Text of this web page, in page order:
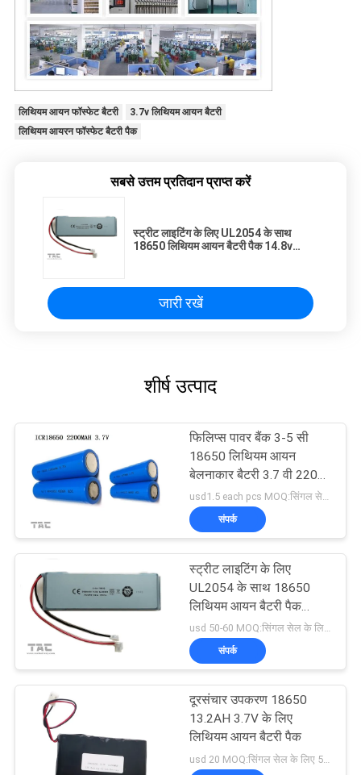
लिथियम आयन फॉस्फेट बैटरी
3.7v लिथियम आयन बैटरी
लिथियम आयरन फॉस्फेट बैटरी पैक
सबसे उत्तम प्रतिदान प्राप्त करें
स्ट्रीट लाइटिंग के लिए UL2054 के साथ
18650 लिथियम आयन बैटरी पैक 14.8v
जारी रखें
शीर्ष उत्पाद
फिलिप्स पावर बैंक 3-5 सी
18650 लिथियम आयन
बेलनाकार बैटरी 3.7 वी 2200
एमएएच
usd1.5 each pcs MOQ:सिंगल सेल के लिए 500 पीसी, बैटरी पैक के लिए 50 पैक
संपर्क
स्ट्रीट लाइटिंग के लिए
UL2054 के साथ 18650
लिथियम आयन बैटरी पैक
14.8v 5.6ah
usd 50-60 MOQ:सिंगल सेल के लिए 500 पीसी, बैटरी पैक के लिए 50 पैक
संपर्क
दूरसंचार उपकरण 18650
13.2AH 3.7V के लिए
लिथियम आयन बैटरी पैक